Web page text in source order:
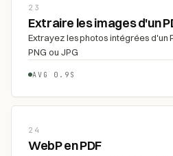
23
Extraire les images d'un
Extrayez les photos intégrées d'un
PNG ou JPG
AVG 0.9S
24
WebP en PDF